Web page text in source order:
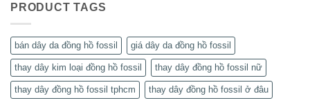
PRODUCT TAGS
bán dây da đồng hồ fossil giá dây da đồng hồ fossil
thay dây kim loại đồng hồ fossil thay dây đồng hồ fossil nữ
thay dây đồng hồ fossil tphcm thay dây đồng hồ fossil ở đâu